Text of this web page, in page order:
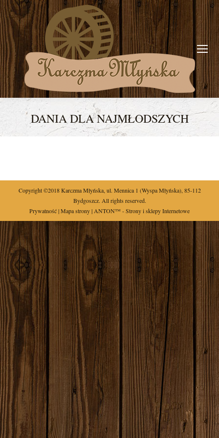
DANIA DLA NAJMŁODSZYCH
You are here:
Copyright ©2018Karczma Młyńska, ul. Mennica 1 (Wyspa Młyńska), 85-112
Bydgoszcz. All rights reserved.
Prywatność|Mapa strony| ANTON™ -Strony i sklepy Internetowe